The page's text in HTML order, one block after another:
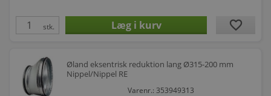
stk. favorite
Øland eksentrisk reduktion lang Ø315-200 mm
Nippel/Nippel RE
Varenr.: 353949313